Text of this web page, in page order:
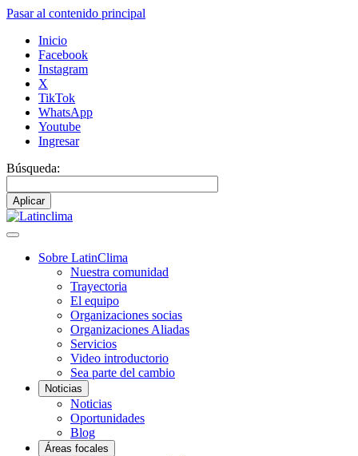
Pasar al contenido principal
Inicio
Facebook
Instagram
X
TikTok
WhatsApp
Youtube
Ingresar
Búsqueda:
Navegación
Sobre LatinClima
Nuestra comunidad
Trayectoria
El equipo
Organizaciones socias
Organizaciones Aliadas
Servicios
Video introductorio
Sea parte del cambio
Noticias
Noticias
Oportunidades
Blog
Áreas focales